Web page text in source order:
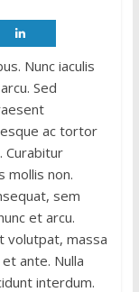
Nunc iaculis
Sed
ac tortor
Curabitur
mollis non.
sem
et arcu.
volutpat, massa
ante. Nulla
interdum.